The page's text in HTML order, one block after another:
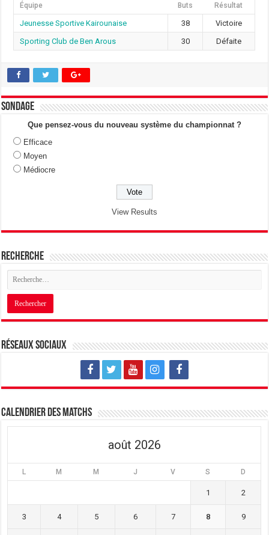
Équipe Buts Résultat
Jeunesse Sportive Kairounaise 38
Victoire
Sporting Club de Ben Arous
30 Défaite
Sondage
Que pensez-vous du nouveau système du championnat ?
Efficace
Moyen
Médiocre
View Results
Recherche
Réseaux sociaux
Calendrier des matchs
août 2026
L M M J V S D
1 2
3 4 5 6 7 8 9